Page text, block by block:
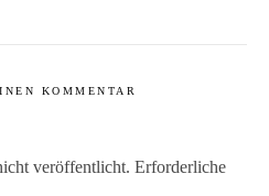
KOMMENTAR
veröffentlicht. Erforderliche